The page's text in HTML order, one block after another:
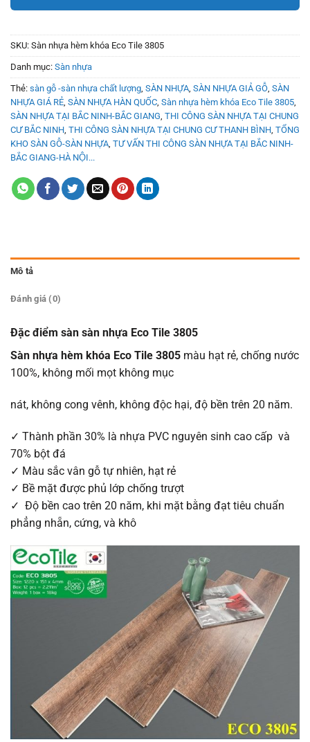
SKU: Sàn nhựa hèm khóa Eco Tile 3805
Danh mục: Sàn nhựa
Thẻ: sàn gỗ -sàn nhựa chất lượng, SÀN NHỰA, SÀN NHỰA GIẢ GỖ, SÀN
NHỰA GIÁ RẺ, SÀN NHỰA HÀN QUỐC, Sàn nhựa hèm khóa Eco Tile 3805,
SÀN NHỰA TẠI BẮC NINH-BẮC GIANG, THI CÔNG SÀN NHỰA TẠI CHUNG
CƯ BẮC NINH, THI CÔNG SÀN NHỰA TẠI CHUNG CƯ THANH BÌNH, TỔNG
KHO SÀN GỖ-SÀN NHỰA, TƯ VẤN THI CÔNG SÀN NHỰA TẠI BẮC NINH-
BẮC GIANG-HÀ NỘI...
Mô tả
Đánh giá (0)
Đặc điểm sàn sàn nhựa Eco Tile 3805
Sàn nhựa hèm khóa Eco Tile 3805 màu hạt rẻ, chống nước
100%, không mối mọt không mục
nát, không cong vênh, không độc hại, độ bền trên 20 năm.
✓ Thành phần 30% là nhựa PVC nguyên sinh cao cấp và
70% bột đá
✓ Màu sắc vân gỗ tự nhiên, hạt rẻ
✓ Bề mặt được phủ lớp chống trượt
✓ Độ bền cao trên 20 năm, khi mặt bằng đạt tiêu chuẩn
phẳng nhẵn, cứng, và khô